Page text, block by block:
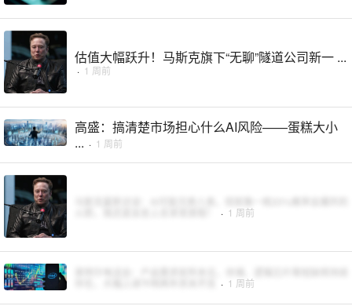
估值大幅跃升！马斯克旗下“无聊”隧道公司新一 ...
· 1 周前
高盛：搞清楚市场担心什么AI风险——蛋糕大小
... · 1 周前
· 1 周前
· 1 周前